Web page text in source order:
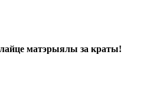
матэрыялы за краты!